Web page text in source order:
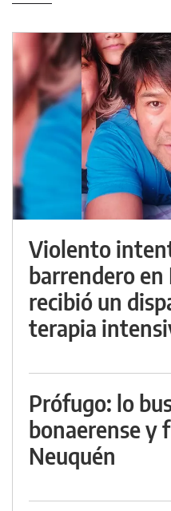
Violento
barrendero en
recibió un
terapia
Prófugo: lo
bonaerense y
Neuquén